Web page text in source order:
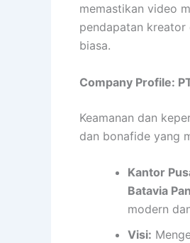
memastikan video
pendapatan
biasa.
Company Profile:
Keamanan dan
dan bonafide yang
Kantor
Batavia
modern
Visi: